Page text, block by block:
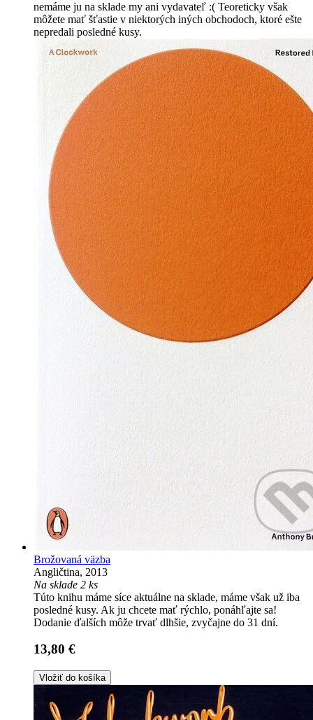
nemáme ju na sklade my ani vydavateľ :( Teoreticky však
môžete mať šťastie v niektorých iných obchodoch, ktoré ešte
nepredali posledné kusy.
Brožovaná väzba
Angličtina, 2013
Na sklade 2 ks
Túto knihu máme síce aktuálne na sklade, máme však už iba
posledné kusy. Ak ju chcete mať rýchlo, ponáhľajte sa!
Dodanie ďalších môže trvať dlhšie, zvyčajne do 31 dní.
13,80 €
Vložiť do košíka